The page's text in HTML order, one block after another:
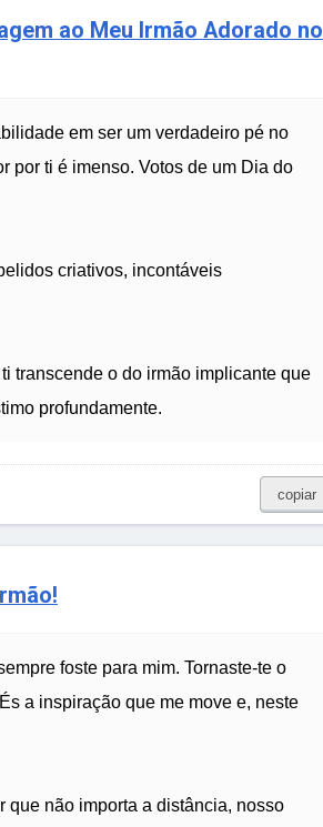
ao Meu Irmão Adorado no
em ser um verdadeiro pé no
por ti é imenso. Votos de um Dia do
criativos, incontáveis
transcende o do irmão implicante que
profundamente.
copiar
foste para mim. Tornaste-te o
a inspiração que me move e, neste
que não importa a distância, nosso